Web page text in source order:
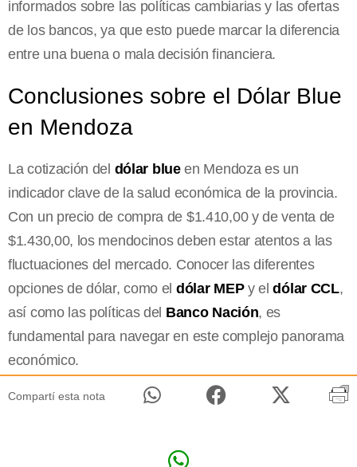
informados sobre las políticas cambiarias y las ofertas
de los bancos, ya que esto puede marcar la diferencia
entre una buena o mala decisión financiera.
Conclusiones sobre el Dólar Blue
en Mendoza
La cotización del dólar blueen Mendoza es un
indicador clave de la salud económica de la provincia.
Con un precio de compra de $1.410,00 y de venta de
$1.430,00, los mendocinos deben estar atentos a las
fluctuaciones del mercado. Conocer las diferentes
opciones de dólar, como el dólar MEPy eldólar CCL,
así como las políticas del Banco Nación, es
fundamental para navegar en este complejo panorama
económico.
Compartí esta nota